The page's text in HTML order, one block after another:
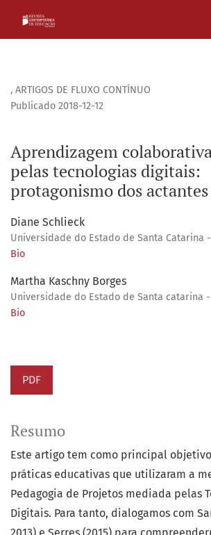
, ARTIGOS DE FLUXO CONTÍNUO
Aprendizagem
pelas tecnologias digitais:
protagonismo dos
Publicado 2018-12-12
Diane Schlieck
Universidade do Estado de Santa Catarina -
Bio
Martha Kaschny Borges
Universidade do Estado de Santa catarina -
Bio
PDF
Resumo
Este artigo tem como principal
práticas educativas que utilizaram a
Pedagogia de Projetos mediada pelas
Digitais. Para tanto, dialogamos com